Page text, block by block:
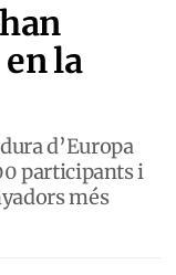
la
d’Europa
participants i
més